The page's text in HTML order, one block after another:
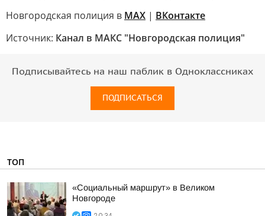
Новгородская полиция в MAX | ВКонтакте
Источник: Канал в МАКС "Новгородская полиция"
Подписывайтесь на наш паблик в Одноклассниках
ПОДПИСАТЬСЯ
ТОП
«Социальный маршрут» в Великом
Новгороде